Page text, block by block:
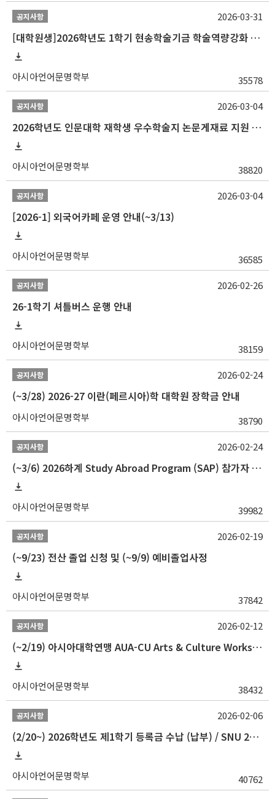
공지사항
[대학원생]2026학년도 1학기 현송학술기금 학술역량강화 사업 안내
아시아언어문명학부 35578
2026-03-31
공지사항
2026학년도 인문대학 재학생 우수학술지 논문게재료 지원 안내
아시아언어문명학부 38820
2026-03-04
공지사항
[2026-1] 외국어카페 운영 안내(~3/13)
아시아언어문명학부 36585
2026-03-04
공지사항
26-1학기 셔틀버스 운행 안내
아시아언어문명학부 38159
2026-02-26
공지사항
(~3/28) 2026-27 이란(페르시아)학 대학원 장학금 안내
아시아언어문명학부 38790
2026-02-24
공지사항
(~3/6) 2026하계 Study Abroad Program (SAP) 참가자 모집 안내
아시아언어문명학부 39982
2026-02-24
공지사항
(~9/23) 전산 졸업 신청 및 (~9/9) 예비졸업사정
아시아언어문명학부 37842
2026-02-19
공지사항
(~2/19) 아시아대학연맹 AUA-CU Arts & Culture Workshop Camp 2026 참가자 선발 안내
아시아언어문명학부 38432
2026-02-12
공지사항
(2/20~) 2026학년도 제1학기 등록금 수납 (납부) / SNU 26-1 Tuition fee payment notice
아시아언어문명학부 40762
2026-02-06